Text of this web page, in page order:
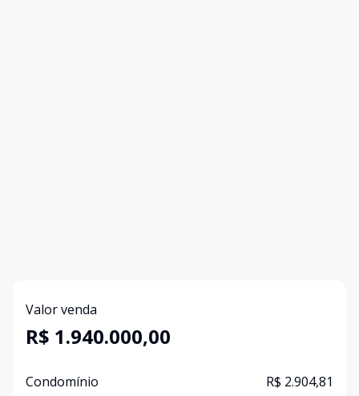
Valor venda
R$ 1.940.000,00
Condomínio R$ 2.904,81